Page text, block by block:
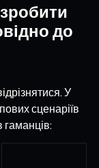
до
У
сценаріїв
гаманців: